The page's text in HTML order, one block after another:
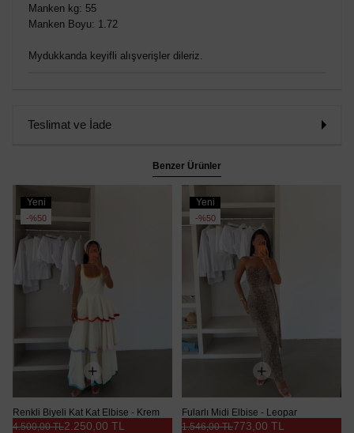
Manken kg: 55
Manken Boyu: 1.72
Mydukkanda keyifli alışverişler dileriz.
Teslimat ve İade
Benzer Ürünler
Yeni
Ürün
%50
Renkli Biyeli Kat Kat Elbise - Krem
2.250,00 TL
4.500,00 TL
Yeni
Ürün
%50
Fularlı Midi Elbise - Leopar
773,00 TL
1.546,00 TL